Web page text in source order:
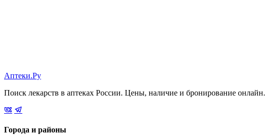
Аптеки.Ру
Поиск лекарств в аптеках России. Цены, наличие и бронирование онлайн.
Города и районы